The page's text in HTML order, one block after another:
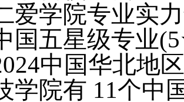
爱学院专业实
国五星级专业
中国华北地
学院有 11个中